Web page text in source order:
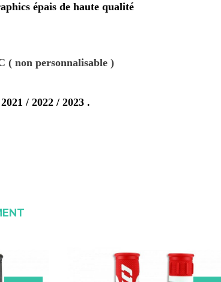
épais de haute qualité
( non personnalisable )
/ 2022 / 2023 .